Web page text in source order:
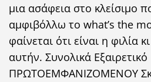
μια ασάφεια στο κλείσιμο
αμφιβόλλω το what’s the
φαίνεται ότι είναι η φιλία
αυτήν. Συνολικά Εξαιρετικό
ΠΡΩΤΟΕΜΦΑΝΙΖΟΜΕΝΟΥ